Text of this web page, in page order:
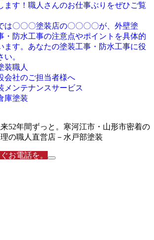
ます！職人さんのお仕事ぶりをぜひご覧
は〇〇〇塗装店の〇〇〇〇が、外壁塗
・防水工事の注意点やポイントを具体的
ます。あなたの塗装工事・防水工事に役
。
装職人
会社のご担当者様へ
メンテナンスサービス
庫塗装
52年間ずっと。寒河江市・山形市密着の
の職人直営店－水戸部塗装
お電話を。